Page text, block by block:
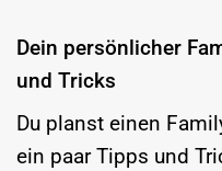
Dein persönlicher
und Tricks
Du planst einen
ein paar Tipps und